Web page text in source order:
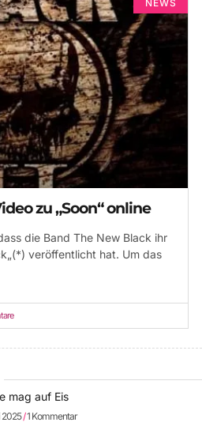
NEWS
zu „Soon“ online
die Band The New Black ihr
veröffentlicht hat. Um das
mag auf Eis
20251 Kommentar